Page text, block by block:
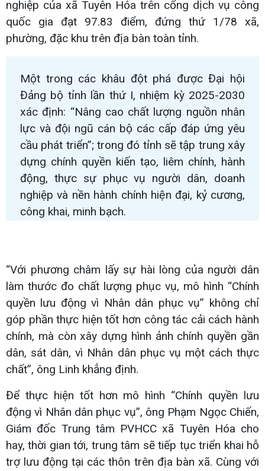
nghiệp của xã Tuyên Hóa trên cổng dịch vụ công
quốc gia đạt 97.83 điểm, đứng thứ 1/78 xã,
phường, đặc khu trên địa bàn toàn tỉnh.
Một trong các khâu đột phá được Đại hội
Đảng bộ tỉnh lần thứ I, nhiệm kỳ 2025-2030
xác định: “Nâng cao chất lượng nguồn nhân
lực và đội ngũ cán bộ các cấp đáp ứng yêu
cầu phát triển”; trong đó tỉnh sẽ tập trung xây
dựng chính quyền kiến tạo, liêm chính, hành
động, thực sự phục vụ người dân, doanh
nghiệp và nền hành chính hiện đại, kỷ cương,
công khai, minh bạch.
“Với phương châm lấy sự hài lòng của người dân
làm thước đo chất lượng phục vụ, mô hình “Chính
quyền lưu động vì Nhân dân phục vụ” không chỉ
góp phần thực hiện tốt hơn công tác cải cách hành
chính, mà còn xây dựng hình ảnh chính quyền gần
dân, sát dân, vì Nhân dân phục vụ một cách thực
chất”, ông Linh khẳng định.
Để thực hiện tốt hơn mô hình “Chính quyền lưu
động vì Nhân dân phục vụ”, ông Phạm Ngọc Chiến,
Giám đốc Trung tâm PVHCC xã Tuyên Hóa cho
hay, thời gian tới, trung tâm sẽ tiếp tục triển khai hỗ
trợ lưu động tại các thôn trên địa bàn xã. Cùng với